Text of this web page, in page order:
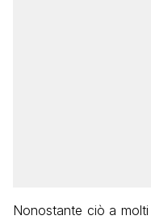
Nonostante ciò a